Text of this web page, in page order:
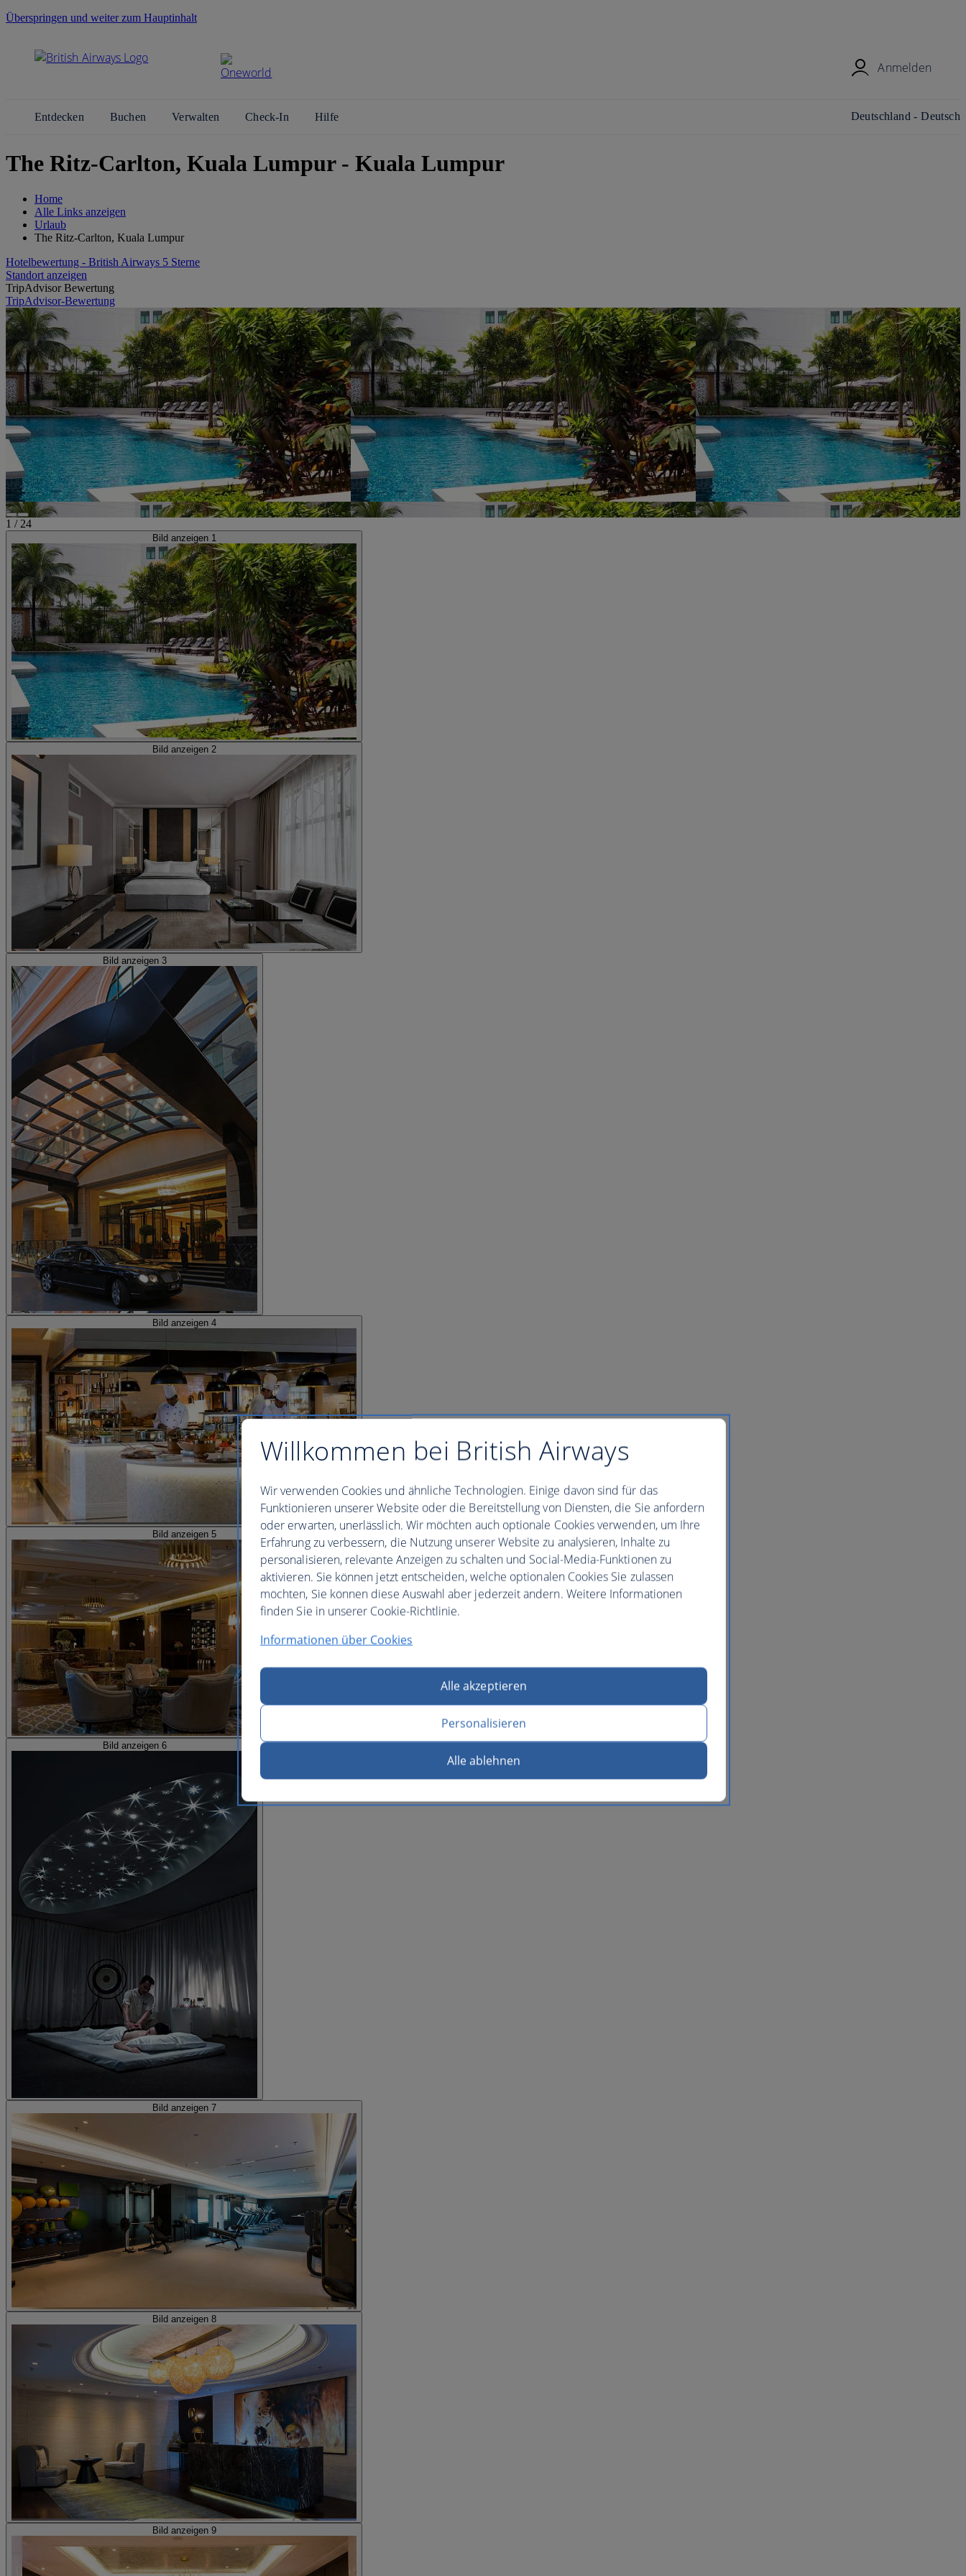
Überspringen und weiter zum Hauptinhalt
Anmelden
Entdecken Buchen Verwalten Check-In Hilfe
Land/Region und Sprache
Deutschland - Deutsch
The Ritz-Carlton, Kuala Lumpur - Kuala Lumpur
Home
Alle Links anzeigen
Urlaub
The Ritz-Carlton, Kuala Lumpur
Hotelbewertung - British Airways 5 Sterne
Standort anzeigen
TripAdvisor Bewertung
TripAdvisor-Bewertung
1 / 24
Bild anzeigen 1
Bild anzeigen 2
Bild anzeigen 3
Bild anzeigen 4
Bild anzeigen 5
Bild anzeigen 6
Bild anzeigen 7
Bild anzeigen 8
Bild anzeigen 9
Willkommen bei British Airways
Wir verwenden Cookies und ähnliche Technologien. Einige davon sind für das
Funktionieren unserer Website oder die Bereitstellung von Diensten, die Sie anfordern
oder erwarten, unerlässlich. Wir möchten auch optionale Cookies verwenden, um Ihre
Erfahrung zu verbessern, die Nutzung unserer Website zu analysieren, Inhalte zu
personalisieren, relevante Anzeigen zu schalten und Social-Media-Funktionen zu
aktivieren. Sie können jetzt entscheiden, welche optionalen Cookies Sie zulassen
möchten, Sie können diese Auswahl aber jederzeit ändern. Weitere Informationen
finden Sie in unserer Cookie-Richtlinie.
Informationen über Cookies
Alle akzeptieren
Personalisieren
Alle ablehnen